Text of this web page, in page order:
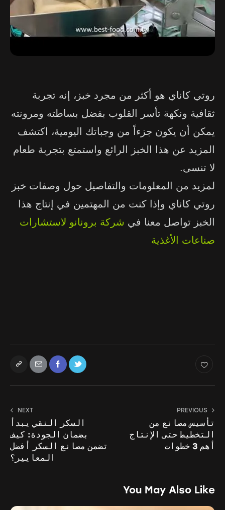
روتي كاناي هو أكثر من مجرد خبز، إنه تجربة
ثقافية ونكهة تأسر القلوب بفضل بساطته ومرونته
يمكن أن يكون جزءاً من وجباتك اليومية، اكتشف
المزيد عن هذا الخبز الرائع واستمتع بتجربة طعام
لا تنسى.
لمزيد من المعلومات والتفاصيل حول وصفات خبز
روتي كاناي وإذا كنت من المهتمين في إنتاج هذا
الخبز تواصل معنا في شركة برونانو لاستشارات
صناعات الأغذية
PREVIOUS
تأسيس مصانع من
التخطيط حتى الإنتاج
أهم 3 خطوات
NEXT
السكر النقي يبدأ
بضمان الجودة: كيف
تضمن مصانع السكر أفضل
المعايير؟
You May Also Like